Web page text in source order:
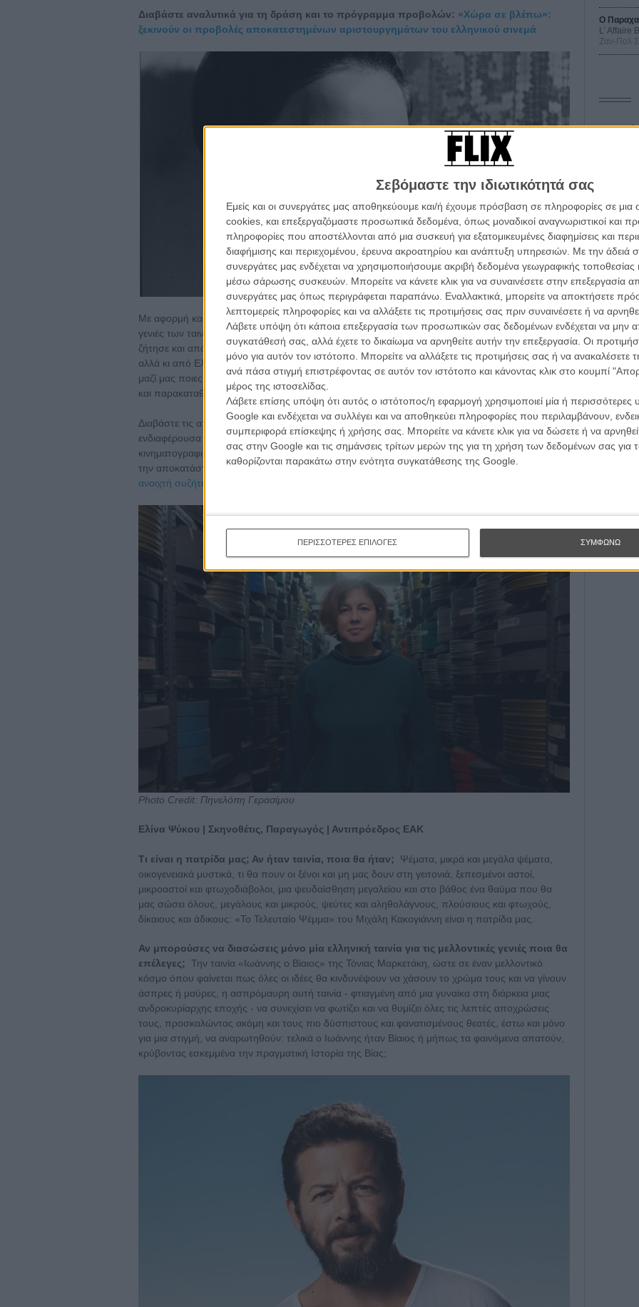
Σεβόμαστε την ιδιωτικότητά σας
Εμείς και οι συνεργάτες μας αποθηκεύουμε και/ή έχουμε πρόσβαση σε πληροφορίες σε
cookies, και επεξεργαζόμαστε προσωπικά δεδομένα, όπως μοναδικοί αναγνωριστικοί και
πληροφορίες που αποστέλλονται από μια συσκευή για εξατομικευμένες διαφημίσεις και
διαφήμισης και περιεχομένου, έρευνα ακροατηρίου και ανάπτυξη υπηρεσιών. Με την άδειά
συνεργάτες μας ενδέχεται να χρησιμοποιήσουμε ακριβή δεδομένα γεωγραφικής τοποθεσίας
μέσω σάρωσης συσκευών. Μπορείτε να κάνετε κλικ για να συναινέσετε στην επεξεργασία
συνεργάτες μας όπως περιγράφεται παραπάνω. Εναλλακτικά, μπορείτε να αποκτήσετε
λεπτομερείς πληροφορίες και να αλλάξετε τις προτιμήσεις σας πριν συναινέσετε ή να
Λάβετε υπόψη ότι κάποια επεξεργασία των προσωπικών σας δεδομένων ενδέχεται να μην
συγκατάθεσή σας, αλλά έχετε το δικαίωμα να αρνηθείτε αυτήν την επεξεργασία. Οι
μόνο για αυτόν τον ιστότοπο. Μπορείτε να αλλάξετε τις προτιμήσεις σας ή να ανακαλέσετε
ανά πάσα στιγμή επιστρέφοντας σε αυτόν τον ιστότοπο και κάνοντας κλικ στο κουμπί
μέρος της ιστοσελίδας.
Λάβετε επίσης υπόψη ότι αυτός ο ιστότοπος/η εφαρμογή χρησιμοποιεί μία ή περισσότερες
Google και ενδέχεται να συλλέγει και να αποθηκεύει πληροφορίες που περιλαμβάνουν,
συμπεριφορά επίσκεψης ή χρήσης σας. Μπορείτε να κάνετε κλικ για να δώσετε ή να
σας στην Google και τις σημάνσεις τρίτων μερών της για τη χρήση των δεδομένων σας
καθορίζονται παρακάτω στην ενότητα συγκατάθεσης της Google.
ΠΕΡΙΣΣΟΤΕΡΕΣ ΕΠΙΛΟΓΕΣ ΣΥΜΦΩΝΩ
Διαβάστε αναλυτικά για τη δράση και το πρόγραμμα προβολών: «Χώρα σε βλέπω»:
ξεκινούν οι προβολές αποκατεστημένων αριστουργημάτων του ελληνικού σινεμά
Με αφορμή και έμπνευση τον στόχο αυτού του προγράμματος, τη διάσωση για τις μετέπειτα
γενιές των ταινιών αποτελούν ελληνική κινηματογραφική περιουσία και κληρονομιά, το Flix
ζήτησε και από τα μέλη του διοικητικού συμβουλιου της Ελληνικής Ακαδημίας Κινηματογράφου,
αλλά κι από Ελληνες σκηνοθέτες του σήμερα, να κοιτάξουν πίσω στο χθες και να μοιραστούν
μαζί μας ποιες ταινίες θα επέλεγαν οι ίδιοι ως αντιπροσωπευτικές της εθνικής μας ταυτότητας
και παρακαταθήκης.
Διαβάστε τις απαντήσεις τους και, αν θέλετε να προσθέσετε και τις δικές σας, μία πολύ
ενδιαφέρουσα συζήτηση για το ρόλο ενός εθνικού αρχείου, τη διατήρηση των αρχικών
κινηματογραφικών υλικών, τη φιλοσοφία της ψηφιοποίησης, τις τεχνολογικές εξελίξεις γύρω από
την αποκατάσταση, θα πραγματοποιηθεί την τελευταία μέρα του φεστιβάλ.[deliverance] -
ανοιχτή συζήτηση για την διάσωση της κινηματογραφικής κληρονομιάς [Χώρος Ε]
Photo Credit: Πηνελόπη Γερασίμου
Eλίνα Ψύκου | Σκηνοθέτις, Παραγωγός | Αντιπρόεδρος ΕΑΚ
Τι είναι η πατρίδα μας; Αν ήταν ταινία, ποια θα ήταν;
Ψέματα, μικρά και μεγάλα ψέματα,
οικογενειακά μυστικά, τι θα πουν οι ξένοι και μη μας δουν στη γειτονιά, ξεπεσμένοι αστοί,
μικροαστοί και φτωχοδιάβολοι, μια ψευδαίσθηση μεγαλείου και στο βάθος ένα θαύμα που θα
μας σώσει όλους, μεγάλους και μικρούς, ψεύτες και αληθολάγνους, πλούσιους και φτωχούς,
δίκαιους και άδικους: «Το Τελευταίο Ψέμμα» του Μιχάλη Κακογιάννη είναι η πατρίδα μας.
Αν μπορούσες να διασώσεις μόνο μία ελληνική ταινία για τις μελλοντικές γενιές ποια θα
επέλεγες;
Την ταινία «Ιωάννης ο Βίαιος» της Τόνιας Μαρκετάκη, ώστε σε έναν μελλοντικό
κόσμο όπου φαίνεται πως όλες οι ιδέες θα κινδυνέψουν να χάσουν το χρώμα τους και να γίνουν
άσπρες ή μαύρες, η ασπρόμαυρη αυτή ταινία - φτιαγμένη από μια γυναίκα στη διάρκεια μιας
ανδροκυρίαρχης εποχής - να συνεχίσει να φωτίζει και να θυμίζει όλες τις λεπτές αποχρώσεις
τους, προσκαλώντας ακόμη και τους πιο δύσπιστους και φανατισμένους θεατές, έστω και μόνο
για μια στιγμή, να αναρωτηθούν: τελικά ο Ιωάννης ήταν Βίαιος ή μήπως τα φαινόμενα απατούν,
κρύβοντας εσκεμμένα την πραγματική Ιστορία της Βίας;
Ο
L’ Affaire
Ζαν-Πολ
Ο
10
τον
Εγγράψου
Θέλω